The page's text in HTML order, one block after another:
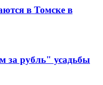
в Томске в
за рубль" усадьбы